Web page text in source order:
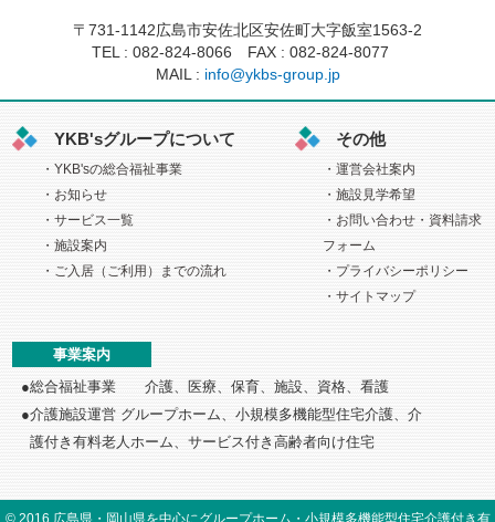
〒731-1142広島市安佐北区安佐町大字飯室1563-2
TEL : 082-824-8066 FAX : 082-824-8077
MAIL : info@ykbs-group.jp
YKB'sグループについて
YKB'sの総合福祉事業
お知らせ
サービス一覧
施設案内
ご入居（ご利用）までの流れ
その他
運営会社案内
施設見学希望
お問い合わせ・資料請求
フォーム
プライバシーポリシー
サイトマップ
事業案内
総合福祉事業 介護、医療、保育、施設、資格、看護
介護施設運営 グループホーム、小規模多機能型住宅介護、介
護付き 有料老人ホーム、サービス付き高齢者向け住宅